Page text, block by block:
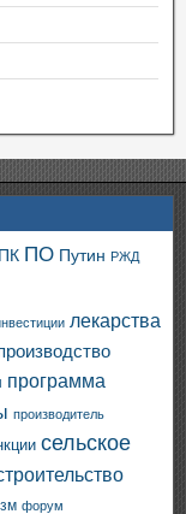
ПО Путин РЖД
лекарства
программа
производитель
сельское
форум